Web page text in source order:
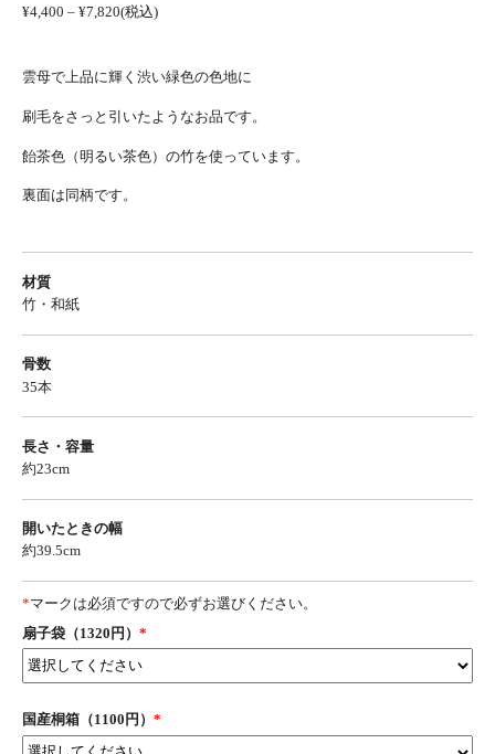
¥4,400 – ¥7,820価
格
–
¥7,820
(税込)
雲母で上品に輝く渋い緑色の色地に
刷毛をさっと引いたようなお品です。
飴茶色（明るい茶色）の竹を使っています。
裏面は同柄です。
材質
竹・和紙
骨数
35本
長さ・容量
約23cm
開いたときの幅
約39.5cm
*マークは必須ですので必ずお選びください。
扇子袋（1320円） *
国産桐箱（1100円） *